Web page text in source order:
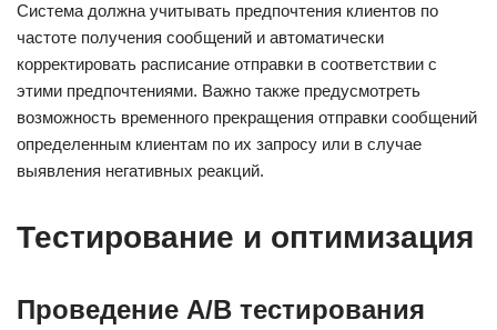
Система должна учитывать предпочтения клиентов по
частоте получения сообщений и автоматически
корректировать расписание отправки в соответствии с
этими предпочтениями. Важно также предусмотреть
возможность временного прекращения отправки сообщений
определенным клиентам по их запросу или в случае
выявления негативных реакций.
Тестирование и оптимизация
Проведение A/B тестирования